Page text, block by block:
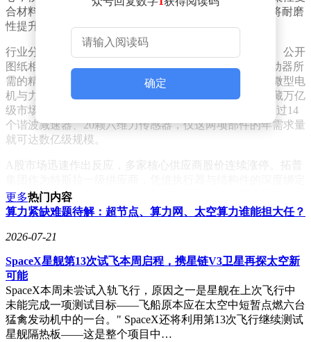
合材料，实现“可弯曲但不可拉伸”的轻量化特性，同时将耐磨
性提升至传统方案的3倍以上。
行业分析师指出，马斯克此举实为精心布局的产业棋局。公开
图纸相当于向全球供应商发出“英雄帖”：从25个线性驱动器所
需的精密丝杠，到12个关节必需的高性能减速器，再到微型电
机与力传感器的配套供应，整条产业链的每个环节都暗藏万亿
级市场机遇。特斯拉官方数据显示，Optimus单台需要超过14
个谐波减速器、20颗六维力传感器，仅这两项部件的年需求量
就可达数亿级规模。
A股市场迅速作出反应，多家核心供应商股价连续涨停。拓普
成为最大赢家；三花智控将汽车热管理技术迁移至机器人散热
系统，成功解决25个电机密集布局的散热难题；绿的谐波凭借
来数十亿元新增收入。北特科技的行星滚柱丝杠、兆威机电的
微型传动装置、柯力传感的六维力传感器，均成为资本追逐的
热点标的。
这场由图纸引发的产业变革，正在重塑全球机器人竞争格局。
当其他企业仍在攻克技术难关时，特斯拉已通过公开核心设
计，将竞争维度提升至供应链整合与量产效率。对于投资者而
言，读懂图纸背后的产业逻辑，比追逐短期股价波动更重要
确定
更多热门内容
算力紧缺难题待解：超节点、算力网、太空算力谁能担大任？
2026-07-21
SpaceX星舰第13次试飞本周启程，携星链V3卫星再探太空新
可能
SpaceX本周未尝试入轨飞行，原因之一是星舰在上次飞行中
未能完成一项测试目标——飞船原本应在太空中短暂点燃六台
猛禽发动机中的一台。" SpaceX还将利用第13次飞行继续测试
星舰隔热板——这是整个项目中…